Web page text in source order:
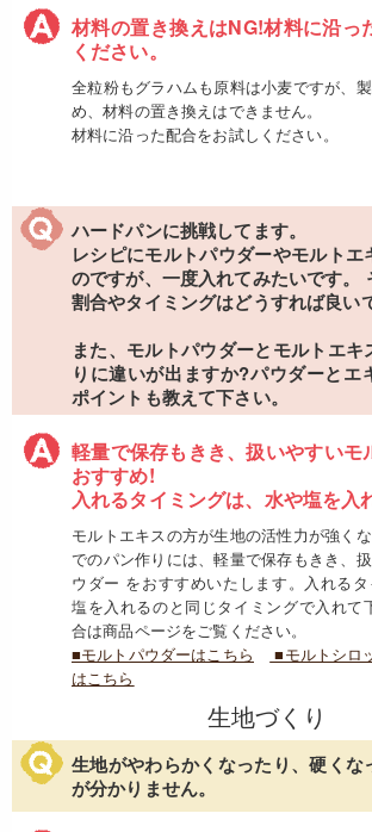
材料の置き換えはNG!材料に沿っ
ください。
全粒粉もグラハムも原料は小麦ですが、
め、材料の置き換えはできません。
材料に沿った配合をお試しください。
ハードパンに挑戦してます。
レシピにモルトパウダーやモルト
のですが、一度入れてみたいです。
割合やタイミングはどうすれば良い
また、モルトパウダーとモルトエ
りに違いが出ますか?パウダーとエ
ポイントも教えて下さい。
軽量で保存もきき、扱いやすいモ
おすすめ!
入れるタイミングは、水や塩を入
モルトエキスの方が生地の活性力が強く
でのパン作りには、軽量で保存もきき、
ウダー をおすすめいたします。入れる
塩を入れるのと同じタイミングで入れて
合は商品ページをご覧ください。
■モルトパウダーはこちら
■モルトシロ
はこちら
生地づくり
生地がやわらかくなったり、硬くな
が分かりません。